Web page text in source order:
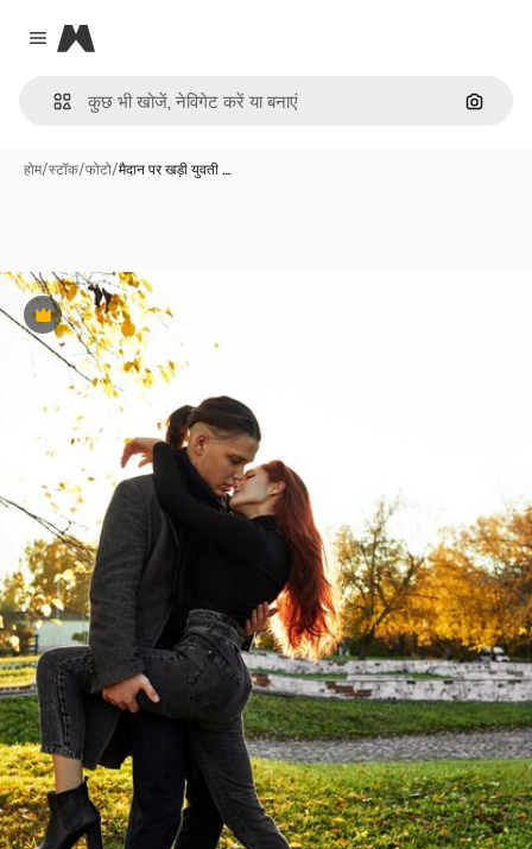
Close menu
Magnific
इमेज से
होम/स्टॉक/फोटो/मैदान पर खड़ी युवती …
Premium